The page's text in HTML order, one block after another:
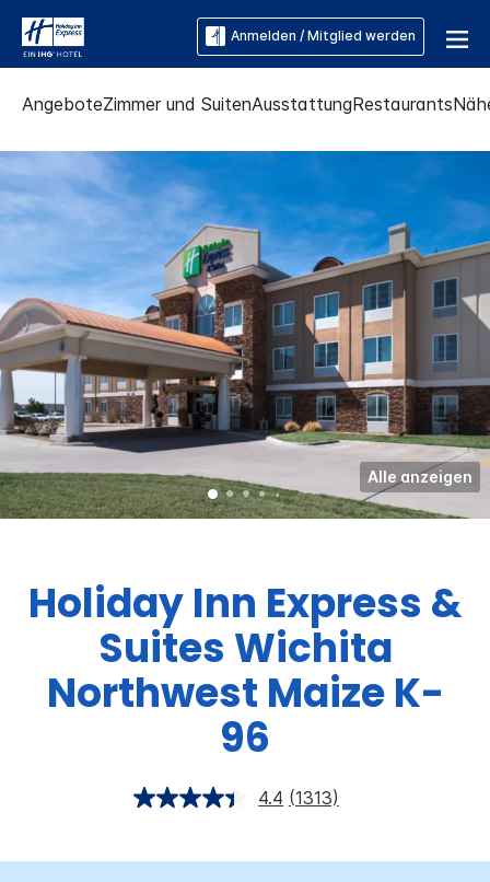
Anmelden / Mitglied werden
AngeboteZimmer und SuitenAusstattungRestaurants
Alle anzeigen
Holiday Inn Express &
Suites Wichita
Northwest Maize K-
96
4.4 (1313)